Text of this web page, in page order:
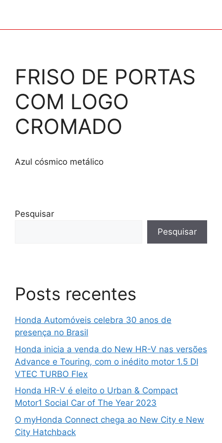
FRISO DE PORTAS
COM LOGO
CROMADO
Azul cósmico metálico
Pesquisar
Pesquisar
Posts recentes
Honda Automóveis celebra 30 anos de
presença no Brasil
Honda inicia a venda do New HR-V nas versões
Advance e Touring, com o inédito motor 1.5 DI
VTEC TURBO Flex
Honda HR-V é eleito o Urban & Compact
Motor1 Social Car of The Year 2023
O myHonda Connect chega ao New City e New
City Hatchback